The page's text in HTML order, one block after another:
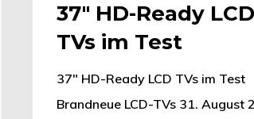
37″ HD-Ready LCD
TVs im Test
37" HD-Ready LCD TVs im Test
Brandneue LCD-TVs 31. August